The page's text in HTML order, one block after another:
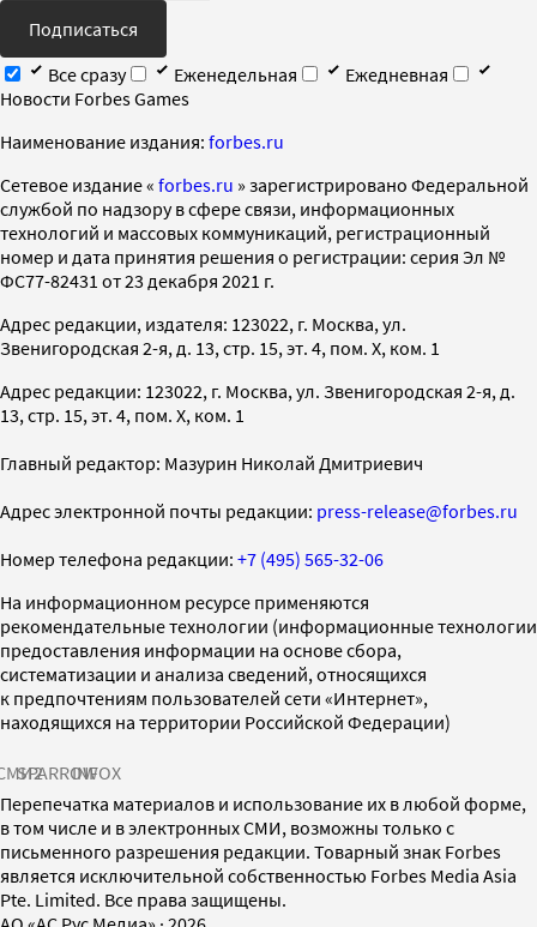
Подписаться
Все сразу
Еженедельная
Ежедневная
Новости Forbes Games
Наименование издания: forbes.ru
Cетевое издание « forbes.ru » зарегистрировано Федеральной
службой по надзору в сфере связи, информационных
технологий и массовых коммуникаций, регистрационный
номер и дата принятия решения о регистрации: серия Эл №
ФС77-82431 от 23 декабря 2021 г.
Адрес редакции, издателя: 123022, г. Москва, ул.
Звенигородская 2-я, д. 13, стр. 15, эт. 4, пом. X, ком. 1
Адрес редакции: 123022, г. Москва, ул. Звенигородская 2-я, д.
13, стр. 15, эт. 4, пом. X, ком. 1
Главный редактор: Мазурин Николай Дмитриевич
Адрес электронной почты редакции: press-release@forbes.ru
Номер телефона редакции: +7 (495) 565-32-06
На информационном ресурсе применяются
рекомендательные технологии (информационные технологии
предоставления информации на основе сбора,
систематизации и анализа сведений, относящихся
к предпочтениям пользователей сети «Интернет»,
находящихся на территории Российской Федерации)
SPARROWINFOX
Перепечатка материалов и использование их в любой форме,
в том числе и в электронных СМИ, возможны только с
письменного разрешения редакции. Товарный знак Forbes
является исключительной собственностью Forbes Media Asia
Pte. Limited. Все права защищены.